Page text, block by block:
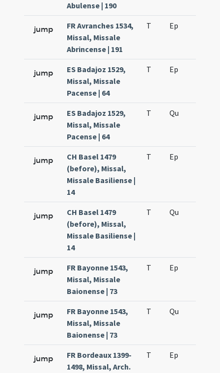
Abulense | 190
jump
FR Avranches 1534,
Missal, Missale
Abrincense | 191
T Ep
jump
ES Badajoz 1529,
Missal, Missale
Pacense | 64
T Ep
jump
ES Badajoz 1529,
Missal, Missale
Pacense | 64
T Qu
jump
CH Basel 1479
(before), Missal,
Missale Basiliense |
14
T Ep
jump
CH Basel 1479
(before), Missal,
Missale Basiliense |
14
T Qu
jump
FR Bayonne 1543,
Missal, Missale
Baionense | 73
T Ep
jump
FR Bayonne 1543,
Missal, Missale
Baionense | 73
T Qu
jump
FR Bordeaux 1399-
1498, Missal, Arch.
T Ep